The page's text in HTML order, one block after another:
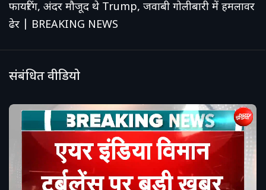
फायरिंग, अंदर मौजूद थे Trump, जवाबी गोलीबारी में हमलावर
ढेर | BREAKING NEWS
संबंधित वीडियो